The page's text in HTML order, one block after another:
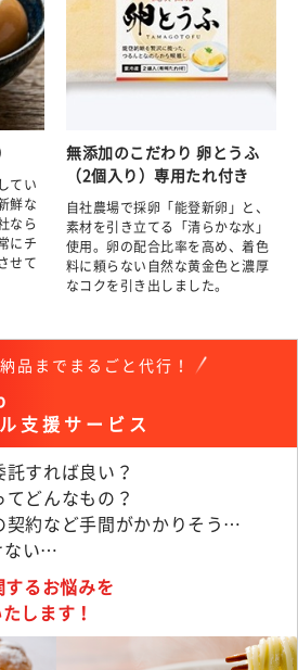
てい
鮮な
なら
にチ
せて
無添加のこだわり 卵とうふ
（2個入り）専用たれ付き
自社農場で採卵「能登新卵」と、
素材を引き立てる「清らかな水」
使用。卵の配合比率を高め、着色
料に頼らない自然な黄金色と濃厚
なコクを引き出しました。
品までまるごと代行！
支援サービス
すれば良い？
どんなもの？
契約など手間がかかりそう…
ない…
るお悩みを
します！